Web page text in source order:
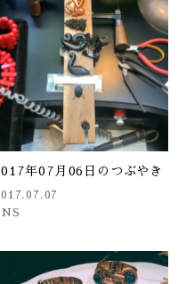
年07月06日のつぶやき